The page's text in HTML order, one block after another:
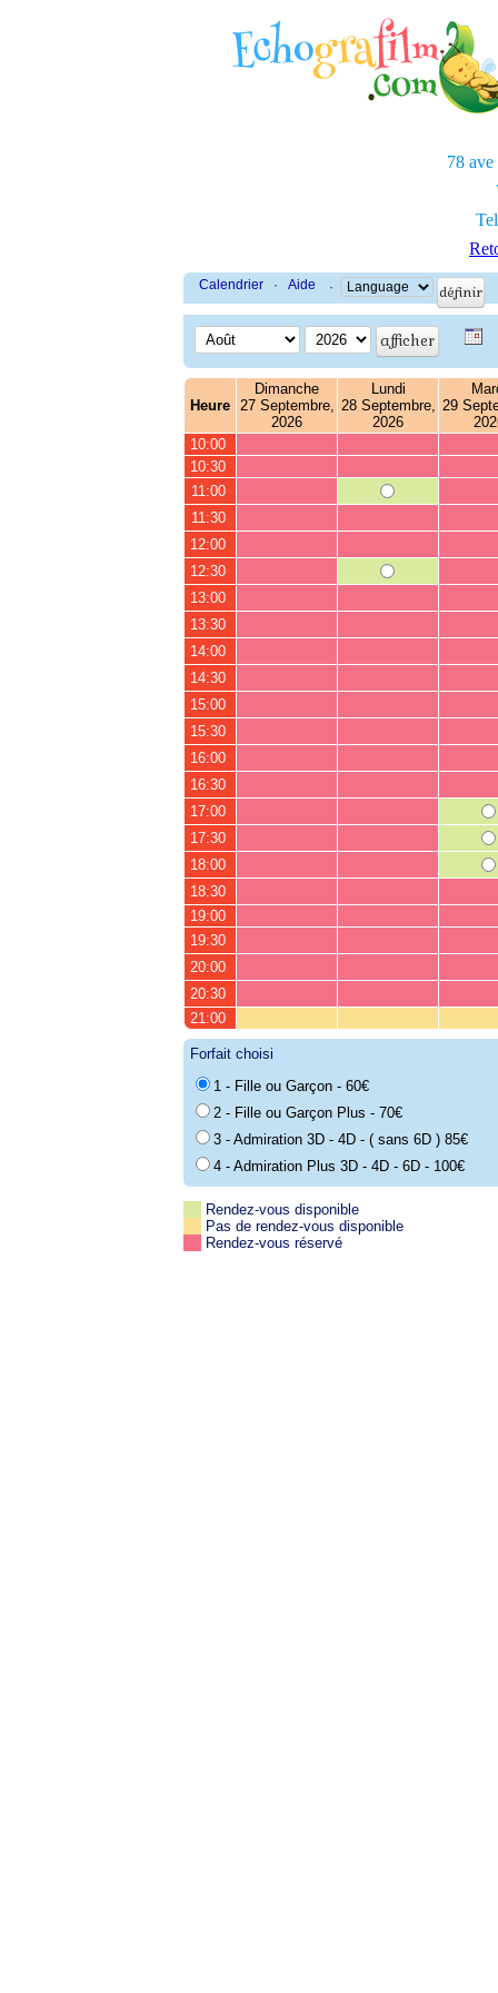
78 ave
Calendrier · Aide ·
Heure
Dimanche
27 Septembre,
2026
Lundi
28 Septembre,
2026
29
10:00
10:30
11:00
11:30
12:00
12:30
13:00
13:30
14:00
14:30
15:00
15:30
16:00
16:30
17:00
17:30
18:00
18:30
19:00
19:30
20:00
20:30
21:00
Forfait choisi
1 - Fille ou Garçon - 60€
2 - Fille ou Garçon Plus - 70€
3 - Admiration 3D - 4D - ( sans 6D ) 85€
4 - Admiration Plus 3D - 4D - 6D - 100€
Rendez-vous disponible
Pas de rendez-vous disponible
Rendez-vous réservé